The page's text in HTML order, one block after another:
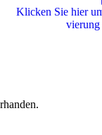
Klicken Sie hier
vie­rung